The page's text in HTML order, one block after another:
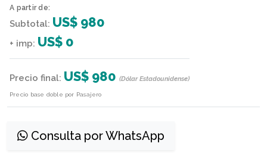
A partir de:
Subtotal: US$ 980
+ imp: US$ 0
Precio final: US$ 980 (Dólar Estadounidense)
Precio base doble por Pasajero
Consulta por WhatsApp